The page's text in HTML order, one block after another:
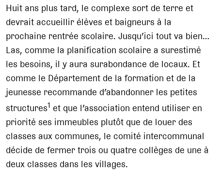
Huit ans plus tard, le complexe sort de terre et
devrait accueillir élèves et baigneurs à la
prochaine rentrée scolaire. Jusqu’ici tout va bien…
Las, comme la planification scolaire a surestimé
les besoins, il y aura surabondance de locaux. Et
comme le Département de la formation et de la
jeunesse recommande d’abandonner les petites
structures1 et que l’association entend utiliser en
priorité ses immeubles plutôt que de louer des
classes aux communes, le comité intercommunal
décide de fermer trois ou quatre collèges de une à
deux classes dans les villages.